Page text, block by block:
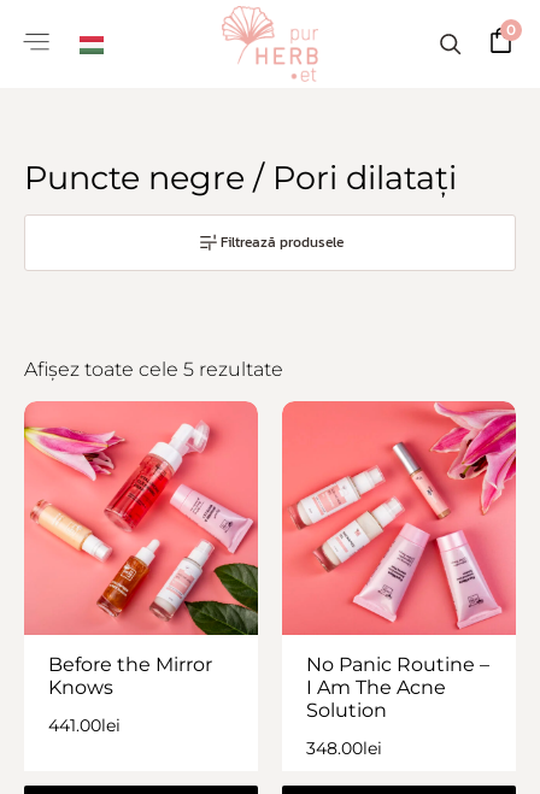
0
Puncte negre / Pori dilatați
Filtrează produsele
Afișez toate cele 5 rezultate
Before the Mirror
Knows
441.00lei
No Panic Routine –
I Am The Acne
Solution
348.00lei